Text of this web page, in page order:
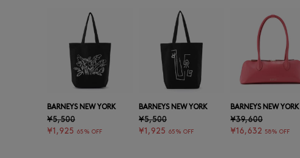
BARNEYS NEW YORK
¥5,500
¥1,925 65% OFF
BARNEYS NEW YORK
¥5,500
¥1,925 65% OFF
BARNEYS NEW YORK
¥39,600
¥16,632 58% OFF